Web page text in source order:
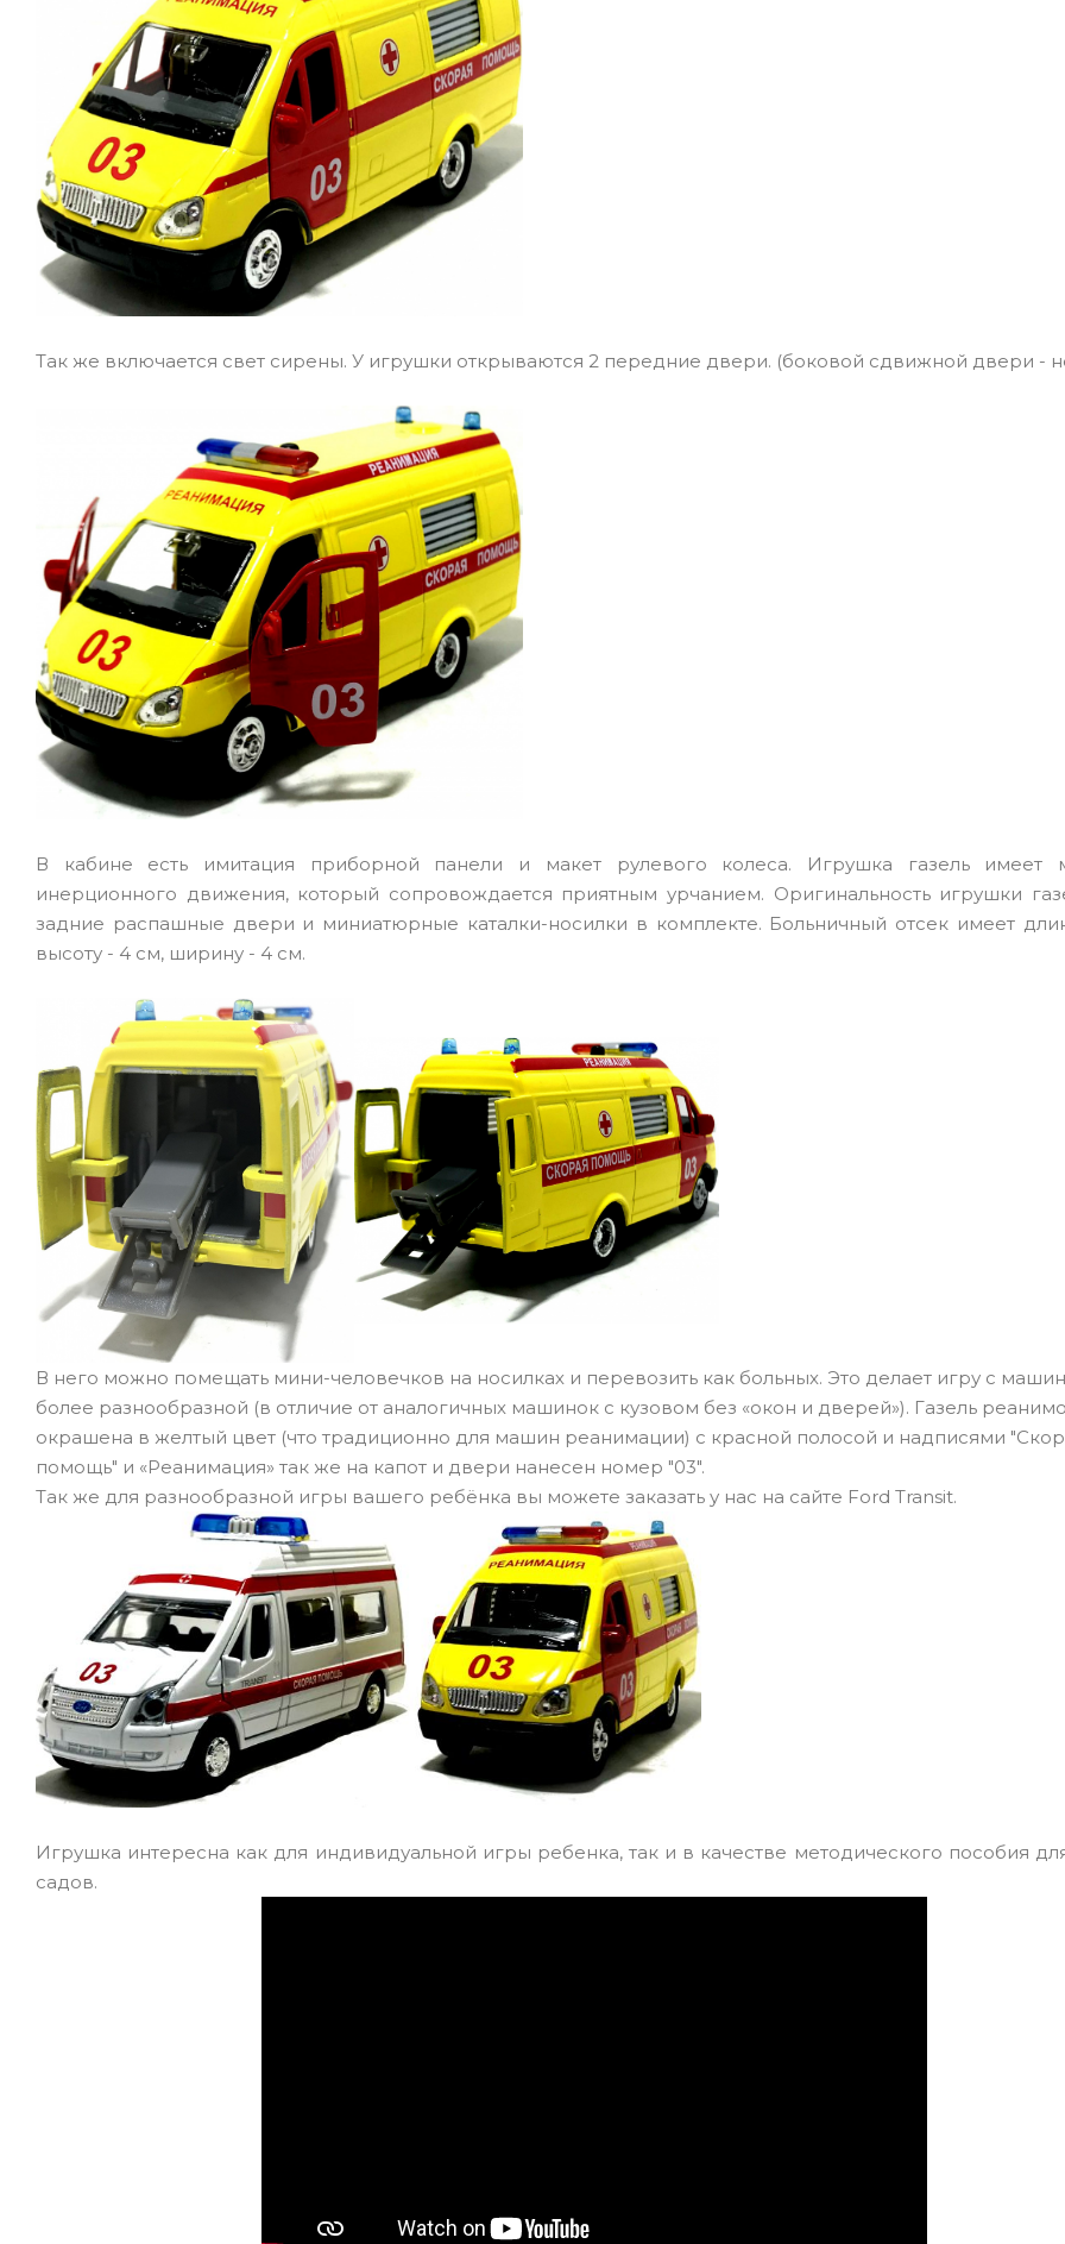
Так же включается свет сирены. У игрушки открываются 2 передние двери. (боковой сдвижной двери -
В кабине есть имитация приборной панели и макет рулевого колеса. Игрушка газель имеет
инерционного движения, который сопровождается приятным урчанием. Оригинальность игрушки
задние распашные двери и миниатюрные каталки-носилки в комплекте. Больничный отсек имеет
высоту - 4 см, ширину - 4 см.
В него можно помещать мини-человечков на носилках и перевозить как больных. Это делает игру с
более разнообразной (в отличие от аналогичных машинок с кузовом без «окон и дверей»). Газель
окрашена в желтый цвет (что традиционно для машин реанимации) с красной полосой и надписями
помощь" и «Реанимация» так же на капот и двери нанесен номер "03".
Так же для разнообразной игры вашего ребёнка вы можете заказать у нас на сайте Ford Transit.
Игрушка интересна как для индивидуальной игры ребенка, так и в качестве методического пособия
садов.